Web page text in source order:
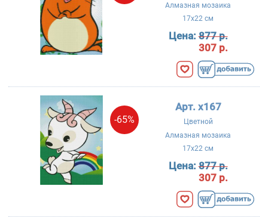
Алмазная мозаика
17x22 см
Цена:877 р.
307 р.
-65%
Арт. x167
Цветной
Алмазная мозаика
17x22 см
Цена:877 р.
307 р.